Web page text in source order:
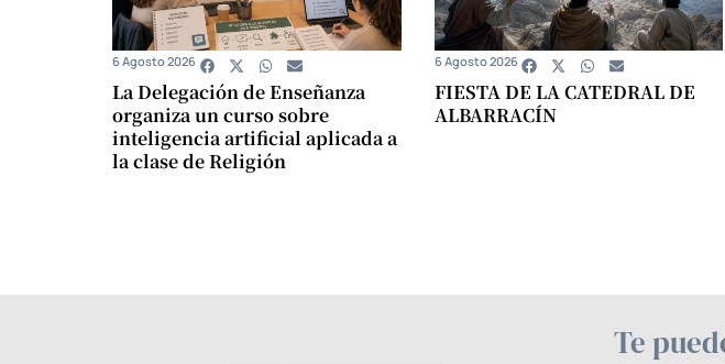
La Delegación de Enseñanza
organiza un curso sobre
inteligencia artificial aplicada a
la clase de Religión
6 Agosto 2026
FIESTA DE LA CATEDRAL DE
ALBARRACÍN
6 Agosto 2026
Te